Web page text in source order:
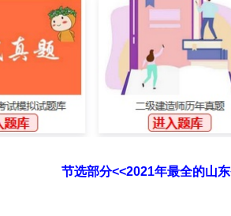
节选部分<<2021年最全的山